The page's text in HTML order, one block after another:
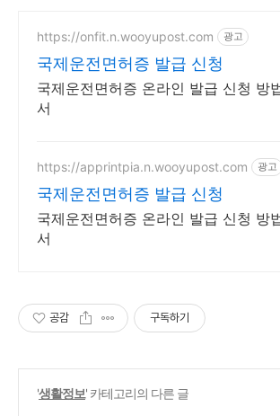
https://onfit.n.wooyupost.com 광고
국제운전면허증 발급 신청
국제운전면허증 온라인 발급 신청 방
서
https://apprintpia.n.wooyupost.com 광고
국제운전면허증 발급 신청
국제운전면허증 온라인 발급 신청 방
서
공감 구독하기
'생활정보' 카테고리의 다른 글